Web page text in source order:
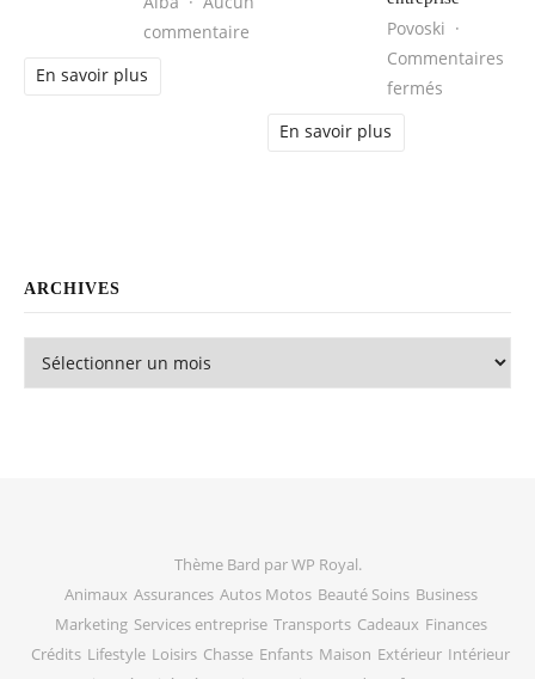
commentaire sur Création de Site Internet VTC
En savoir plus
Povoski
Commentaires
fermés
En savoir plus
ARCHIVES
Archives
Thème Bard parWP Royal.
Animaux Assurances Autos Motos Beauté Soins Business
Marketing Services entreprise Transports Cadeaux Finances
Crédits Lifestyle Loisirs Chasse Enfants Maison Extérieur Intérieur